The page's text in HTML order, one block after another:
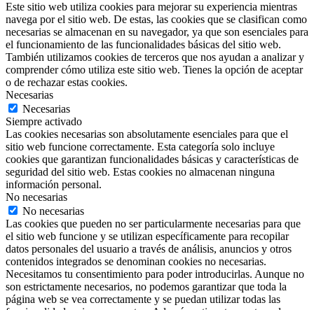
Este sitio web utiliza cookies para mejorar su experiencia mientras
navega por el sitio web. De estas, las cookies que se clasifican como
necesarias se almacenan en su navegador, ya que son esenciales para
el funcionamiento de las funcionalidades básicas del sitio web.
También utilizamos cookies de terceros que nos ayudan a analizar y
comprender cómo utiliza este sitio web. Tienes la opción de aceptar
o de rechazar estas cookies.
Necesarias
Necesarias
Siempre activado
Las cookies necesarias son absolutamente esenciales para que el
sitio web funcione correctamente. Esta categoría solo incluye
cookies que garantizan funcionalidades básicas y características de
seguridad del sitio web. Estas cookies no almacenan ninguna
información personal.
No necesarias
No necesarias
Las cookies que pueden no ser particularmente necesarias para que
el sitio web funcione y se utilizan específicamente para recopilar
datos personales del usuario a través de análisis, anuncios y otros
contenidos integrados se denominan cookies no necesarias.
Necesitamos tu consentimiento para poder introducirlas. Aunque no
son estrictamente necesarios, no podemos garantizar que toda la
página web se vea correctamente y se puedan utilizar todas las